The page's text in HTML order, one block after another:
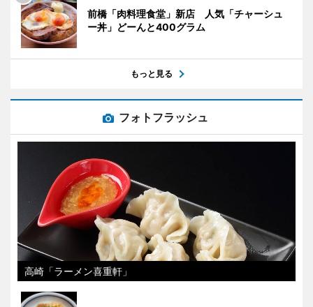
前橋「肉料理食堂」新店 人気「チャーシュ
ー丼」どーんと400グラム
もっと見る
フォトフラッシュ
高崎「ラーメン喜重軒」